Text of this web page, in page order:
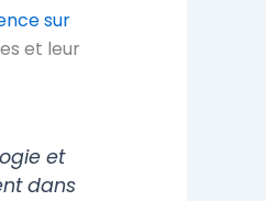
sur
et leur
et
dans